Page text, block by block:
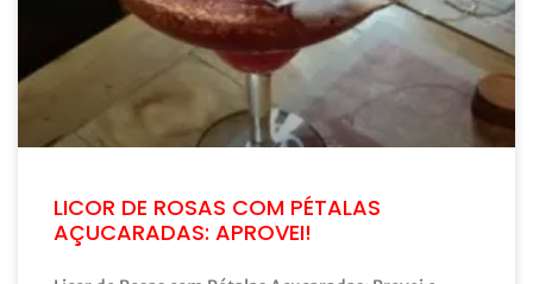
LICOR DE ROSAS COM PÉTALAS
AÇUCARADAS: APROVEI!